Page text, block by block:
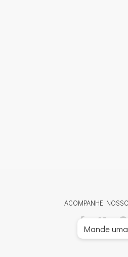
ACOMPANHE
Mande